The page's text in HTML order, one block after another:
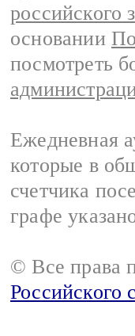
российского
основании
посмотреть
Ежедневная
которые в
счетчика
графе
© Все права
Российского